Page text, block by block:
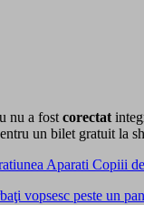
nu a fost corectat
un bilet gratuit la
Aparati Copiii de
vopsesc peste un